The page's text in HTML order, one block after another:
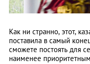
Как ни странно, этот,
поставила в самый
сможете постоять для
наименее